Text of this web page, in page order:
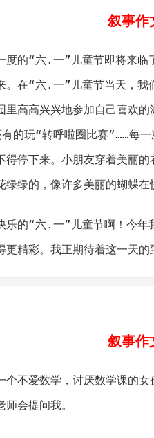
叙事作
度的“六.一”儿童节即将来临
。在“六.一”儿童节当天，我
里高高兴兴地参加自己喜欢
的玩“转呼啦圈比赛”……每
得停下来。小朋友穿着美丽
绿绿的，像许多美丽的蝴蝶在
乐的“六.一”儿童节啊！今年
更精彩。我正期待着这一天的
叙事作
个不爱数学，讨厌数学课的
师会提问我。